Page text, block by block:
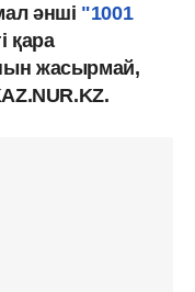
әнші "1001
қара
жасырмай,